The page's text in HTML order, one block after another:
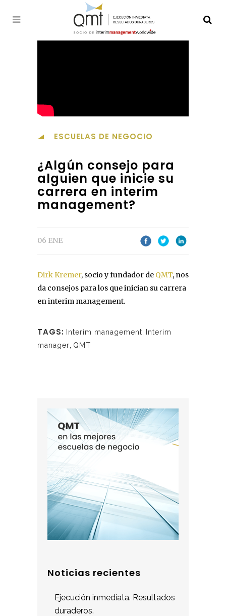
ESCUELAS DE NEGOCIO
¿Algún consejo para
alguien que inicie su
carrera en interim
management?
06 ENE
Dirk Kremer, socio y fundador de QMT, nos
da consejos para los que inician su carrera
en interim management.
TAGS: Interim management
Interim
manager QMT
Noticias recientes
Ejecución inmediata. Resultados
duraderos.